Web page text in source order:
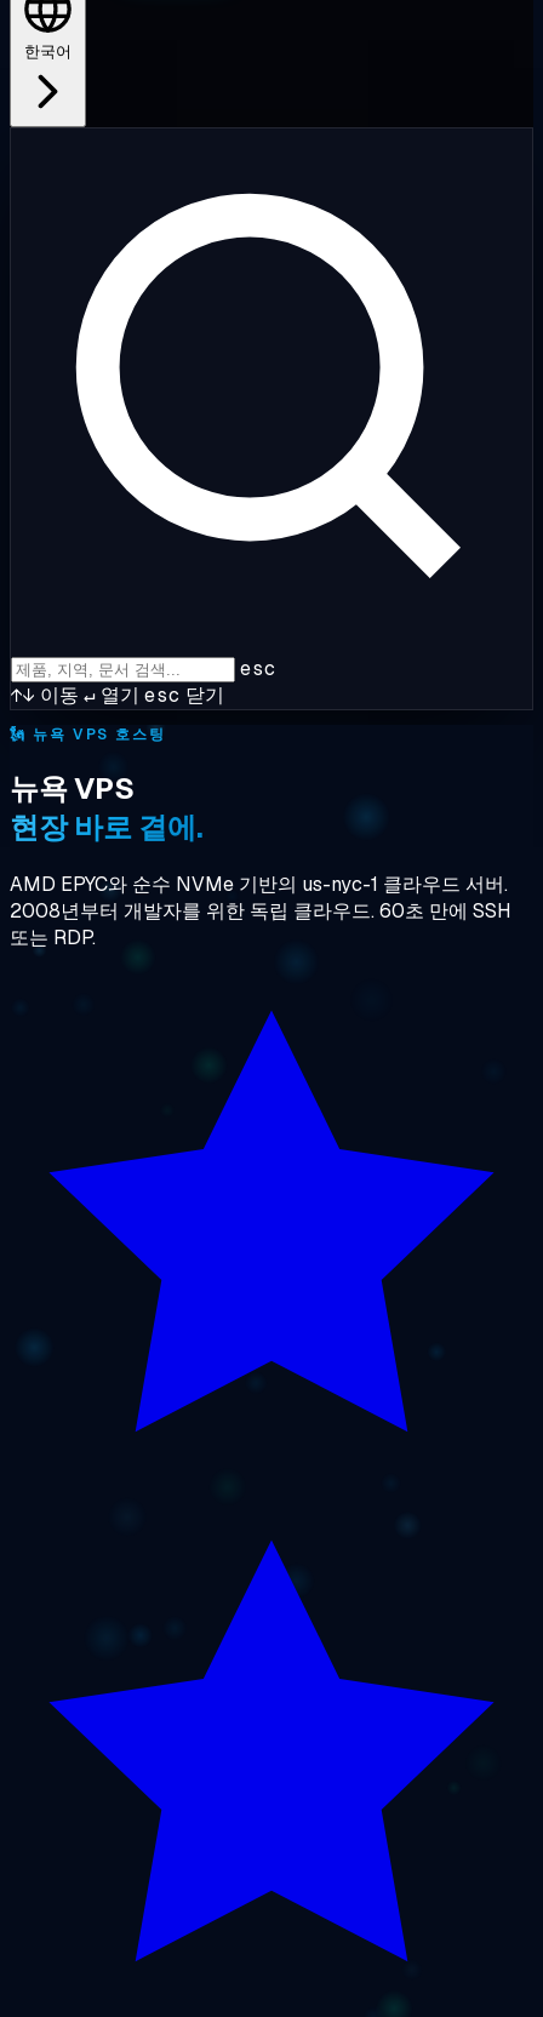
한국어
esc
↑↓ 이동 ↵ 열기 esc 닫기
🗽 뉴욕 VPS 호스팅
뉴욕 VPS
현장 바로 곁에.
AMD EPYC와 순수 NVMe 기반의 us-nyc-1 클라우드 서버.
2008년부터 개발자를 위한 독립 클라우드. 60초 만에 SSH
또는 RDP.